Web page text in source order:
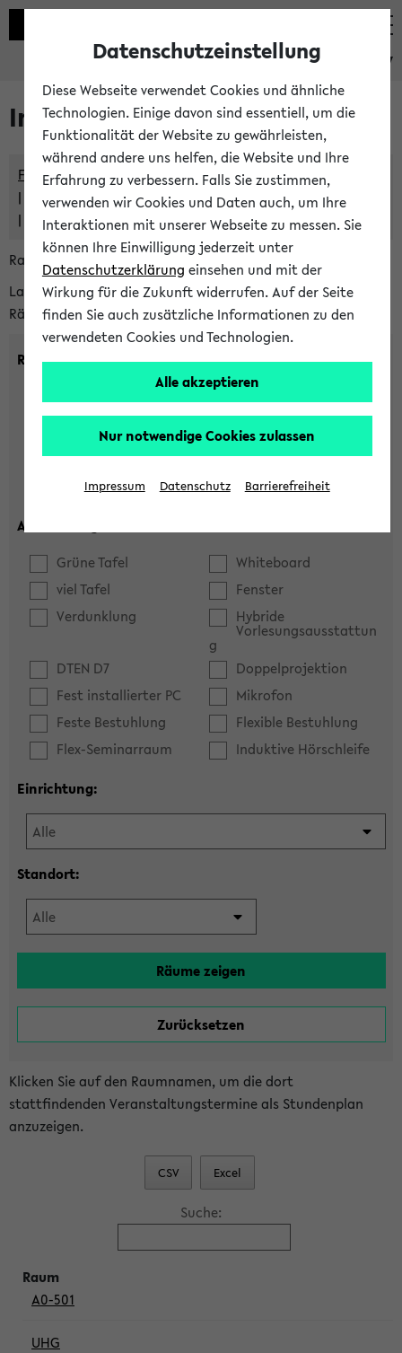
eKVV
Im eKVV verwaltete Räume
Freie Räume und Veranstaltungsüberschneidungen
Raumüberschneidungen
Hinweise der zentralen Raumvergabe
Raumanfragen:
raumvergabe@uni-bielefeld.de
Lassen Sie sich alle Räume anzeigen oder suchen Sie nach
Räumen mit bestimmten Eigenschaften:
Raumkriterien:
max. Plätze:
Ausstattung:
Grüne Tafel
Whiteboard
viel Tafel
Fenster
Verdunklung
Hybride
Vorlesungsausstattun
g
DTEN D7
Doppelprojektion
Fest installierter PC
Mikrofon
Feste Bestuhlung
Flexible Bestuhlung
Flex-Seminarraum
Induktive Hörschleife
Einrichtung:
Standort:
Klicken Sie auf den Raumnamen, um die dort
stattfindenden Veranstaltungstermine als Stundenplan
anzuzeigen.
CSV Excel
Suche:
A0-501
UHG
Datenschutzeinstellung
Diese Webseite verwendet Cookies und ähnliche
Technologien. Einige davon sind essentiell, um die
Funktionalität der Website zu gewährleisten,
während andere uns helfen, die Website und Ihre
Erfahrung zu verbessern. Falls Sie zustimmen,
verwenden wir Cookies und Daten auch, um Ihre
Interaktionen mit unserer Webseite zu messen. Sie
können Ihre Einwilligung jederzeit unter
Datenschutzerklärung einsehen und mit der
Wirkung für die Zukunft widerrufen. Auf der Seite
finden Sie auch zusätzliche Informationen zu den
verwendeten Cookies und Technologien.
Alle akzeptieren
Nur notwendige Cookies zulassen
Impressum Datenschutz Barrierefreiheit